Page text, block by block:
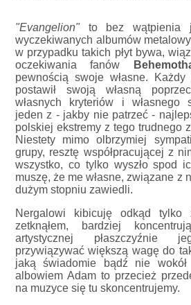
"Evangelion"to bez wątpienia
wyczekiwanych albumów
w przypadku takich płyt bywa,
oczekiwania fanów
pewnością swoje własne.
postawił swoją własną
własnych kryteriów i własnego
jeden z - jakby nie patrzeć -
polskiej ekstremy z tego trudnego
Niestety mimo olbrzymiej
grupy, resztę współpracującej z
wszystko, co tylko wyszło spod
muszę, że me własne, związane z
dużym stopniu zawiedli.
Nergalowi kibicuję odkąd
zetknąłem, bardziej
artystycznej płaszczyźnie
przywiązywać większą wagę do
jaką świadomie bądź nie
albowiem Adam to przecież
na muzyce się tu skoncentrujemy.